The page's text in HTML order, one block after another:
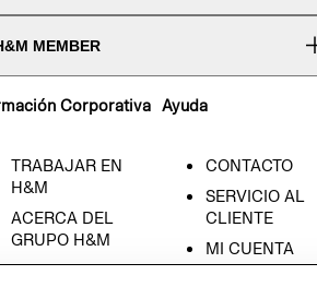
MEMBER
Corporativa
TRABAJAR EN
H&M
ACERCA DEL
GRUPO H&M
RESPONSABILIDAD
Ayuda
CONTACTO
SERVICIO AL
CLIENTE
MI CUENTA